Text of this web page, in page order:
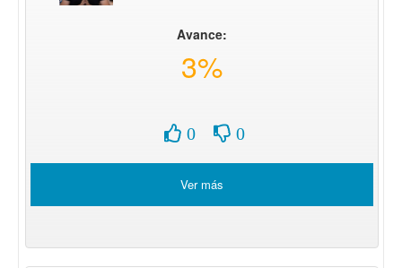
Avance:
3%
0 0
Ver más